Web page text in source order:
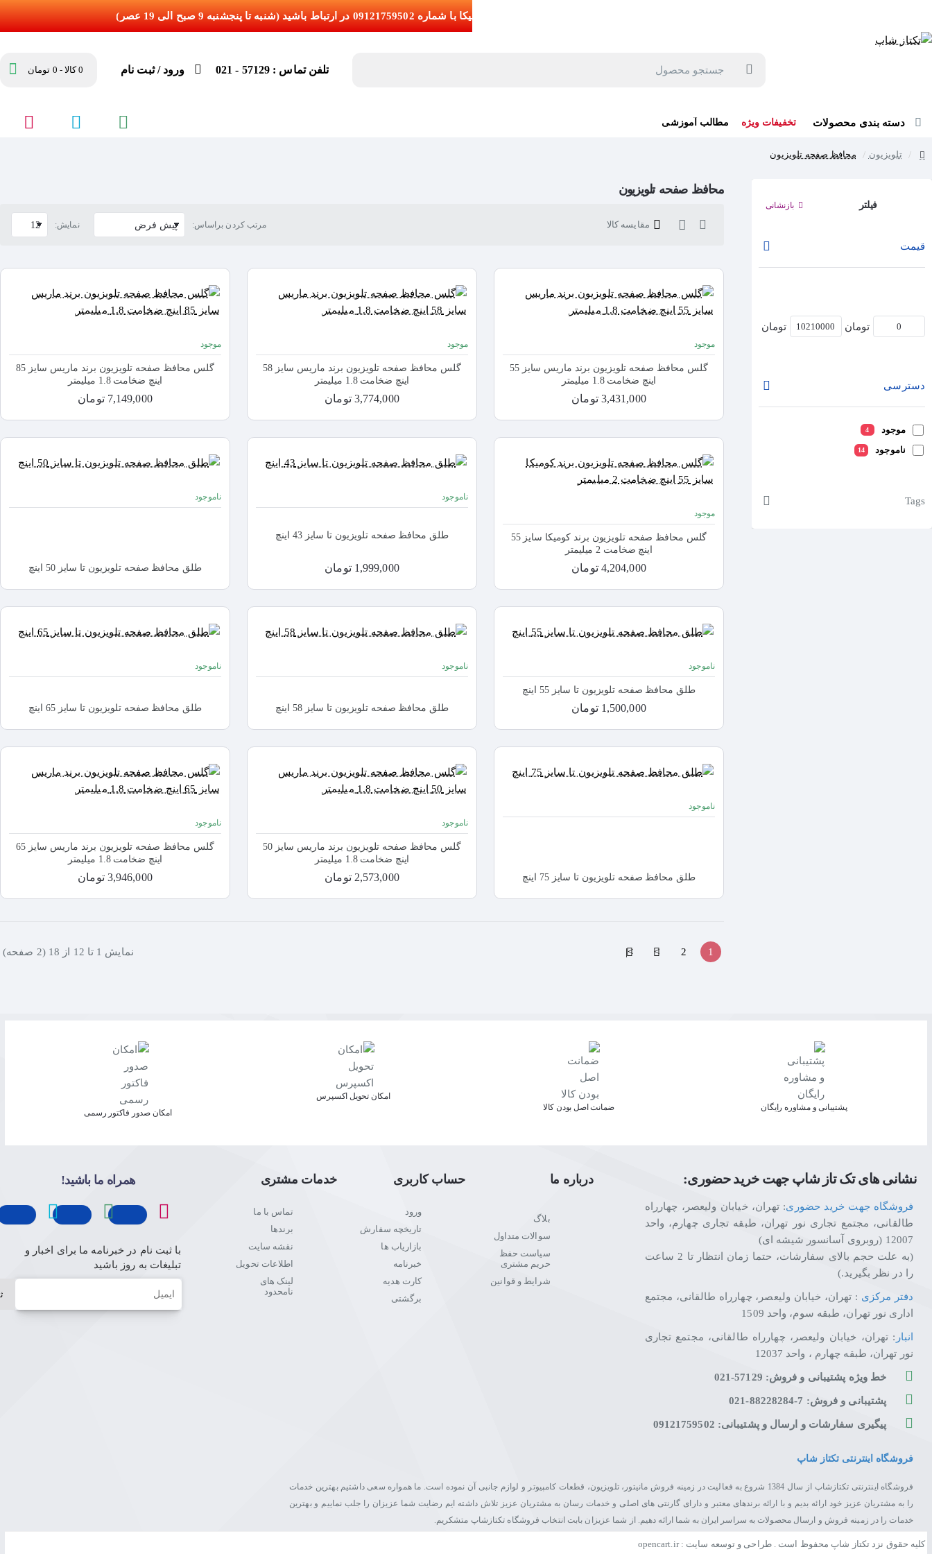
تلفن تماس : 57129 - 021 ورود / ثبت نام 0 کالا - 0 تومان
دسته بندی محصولات تخفیفات ویژه مطالب آموزشی
تلویزیون محافظ صفحه تلویزیون
فیلتر بازنشانی
قیمت
تومان تومان
دسترسی
موجود 4
ناموجود 14
Tags
محافظ صفحه تلویزیون
مقایسه کالا مرتب کردن براساس: نمایش:
موجود
گلس محافظ صفحه تلویزیون برند ماریس سایز 55
اینچ ضخامت 1.8 میلیمتر
3,431,000 تومان
موجود
گلس محافظ صفحه تلویزیون برند ماریس سایز 58
اینچ ضخامت 1.8 میلیمتر
3,774,000 تومان
موجود
گلس محافظ صفحه تلویزیون برند ماریس سایز 85
اینچ ضخامت 1.8 میلیمتر
7,149,000 تومان
موجود
گلس محافظ صفحه تلویزیون برند کومیکا سایز 55
اینچ ضخامت 2 میلیمتر
4,204,000 تومان
ناموجود
طلق محافظ صفحه تلویزیون تا سایز 43 اینچ
1,999,000 تومان
ناموجود
طلق محافظ صفحه تلویزیون تا سایز 50 اینچ
ناموجود
طلق محافظ صفحه تلویزیون تا سایز 55 اینچ
1,500,000 تومان
ناموجود
طلق محافظ صفحه تلویزیون تا سایز 58 اینچ
ناموجود
طلق محافظ صفحه تلویزیون تا سایز 65 اینچ
ناموجود
طلق محافظ صفحه تلویزیون تا سایز 75 اینچ
ناموجود
گلس محافظ صفحه تلویزیون برند ماریس سایز 50
اینچ ضخامت 1.8 میلیمتر
2,573,000 تومان
ناموجود
گلس محافظ صفحه تلویزیون برند ماریس سایز 65
اینچ ضخامت 1.8 میلیمتر
3,946,000 تومان
1
2
>
>| نمايش 1 تا 12 از 18 (2 صفحه)
پشتیبانی و مشاوره رایگان ﺿﻤﺎﻧﺖ اﺻﻞ ﺑﻮدن ﮐﺎﻟﺎ
اﻣﮑﺎن ﺗﺤﻮﯾﻞ اﮐﺴﭙﺮس
امکان صدور فاکتور رسمی
نشانی های تک تاز شاپ جهت خرید حضوری:
فروشگاه جهت خرید حضوری: تهران، خیابان ولیعصر، چهارراه
طالقانی، مجتمع تجاری نور تهران، طبقه تجاری چهارم، واحد
12007 (روبروی آسانسور شیشه ای)
(به علت حجم بالای سفارشات، حتما زمان انتظار تا 2 ساعت
را در نظر بگیرید.)
دفتر مرکزی : تهران، خیابان ولیعصر، چهارراه طالقانی، مجتمع
اداری نور تهران، طبقه سوم، واحد 1509
انبار : تهران، خیابان ولیعصر، چهارراه طالقانی، مجتمع تجاری
نور تهران، طبقه چهارم ، واحد 12037
خط ویژه پشتیبانی و فروش: 57129-021
پشتیبانی و فروش: 7-88228284-021
پیگیری سفارشات و ارسال و پشتیبانی: 09121759502
درباره ما
بلاگ
سوالات متداول
سیاست حفظ
حریم مشتری
شرایط و قوانین
حساب کاربری
ورود
تاریخچه سفارش
بازاریاب ها
خبرنامه
کارت هدیه
برگشتی
خدمات مشتری
تماس با ما
برندها
نقشه سایت
اطلاعات تحویل
لینک های
نامحدود
همراه ما باشید!
با ثبت نام در خبرنامه ما برای اخبار و
تبلیغات به روز باشید
ایمیل
فروشگاه اینترنتی تکتاز شاپ
فروشگاه اینترنتی تکتازشاپ از سال 1384 شروع به فعالیت در زمینه فروش مانیتور، تلویزیون، قطعات کامپیوتر و لوازم جانبی آن نموده است. ما همواره سعی داشتیم بهترین خدمات
را به مشتریان عزیز خود ارائه بدیم و با ارائه برندهای معتبر و دارای گارنتی های اصلی و خدمات رسان به مشتریان عزیز تلاش داشته ایم رضایت شما عزیزان را جلب نماییم و بهترین
خدمات را در زمینه فروش و ارسال محصولات به سراسر ایران به شما ارائه دهیم. از شما عزیزان بابت انتخاب فروشگاه تکتازشاپ متشکریم.
کلیه حقوق نزد تکتاز شاپ محفوظ است . طراحی و توسعه سایت : opencart.ir